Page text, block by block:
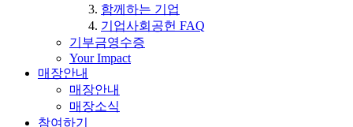
함께하는 기업
기업사회공헌 FAQ
기부금영수증
Your Impact
매장안내
매장안내
매장소식
참여하기